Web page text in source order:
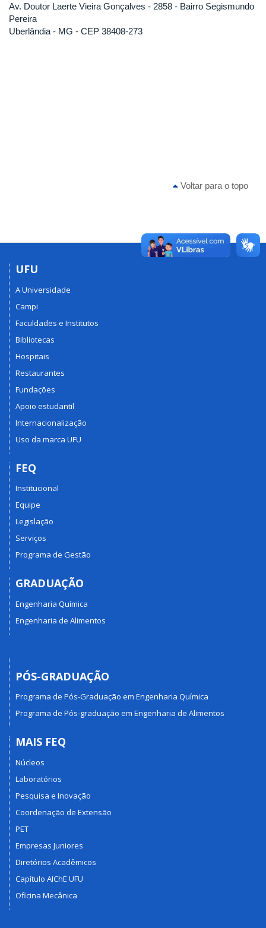
Av. Doutor Laerte Vieira Gonçalves - 2858 - Bairro Segismundo
Pereira
Uberlândia - MG - CEP 38408-273
Voltar para o topo
UFU
A Universidade
Campi
Faculdades e Institutos
Bibliotecas
Hospitais
Restaurantes
Fundações
Apoio estudantil
Internacionalização
Uso da marca UFU
FEQ
Institucional
Equipe
Legislação
Serviços
Programa de Gestão
GRADUAÇÃO
Engenharia Química
Engenharia de Alimentos
PÓS-GRADUAÇÃO
Programa de Pós-Graduação em Engenharia Química
Programa de Pós-graduação em Engenharia de Alimentos
MAIS FEQ
Núcleos
Laboratórios
Pesquisa e Inovação
Coordenação de Extensão
PET
Empresas Juniores
Diretórios Acadêmicos
Capítulo AIChE UFU
Oficina Mecânica